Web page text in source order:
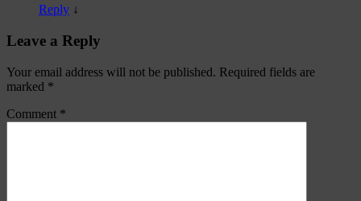
Reply ↓
Leave a Reply
Your email address will not be published. Required fields are
marked *
Comment *